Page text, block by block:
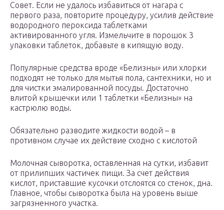
Совет. Если не удалось избавиться от нагара с
первого раза, повторите процедуру, усилив действие
водородного пероксида таблетками
активированного угля. Измельчите в порошок 3
упаковки таблеток, добавьте в кипящую воду.
Популярные средства вроде «Белизны» или хлорки
подходят не только для мытья пола, сантехники, но и
для чистки эмалированной посуды. Достаточно
влитой крышечки или 1 таблетки «Белизны» на
кастрюлю воды.
Обязательно разводите жидкости водой – в
противном случае их действие сходно с кислотой
Молочная сыворотка, оставленная на сутки, избавит
от прилипших частичек пищи. За счет действия
кислот, приставшие кусочки отслоятся со стенок, дна.
Главное, чтобы сыворотка была на уровень выше
загрязненного участка.